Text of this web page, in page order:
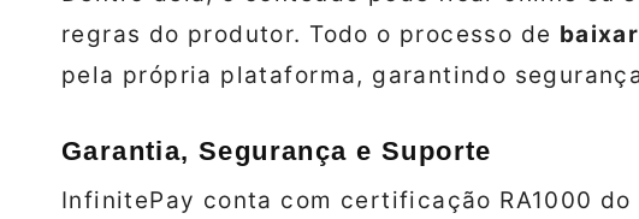
regras do produtor. Todo o processo de baixar
pela própria plataforma, garantindo
Garantia, Segurança e Suporte
InfinitePay conta com certificação RA1000